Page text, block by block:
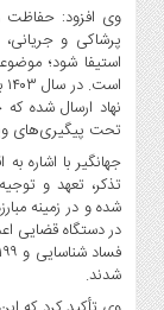
وی افزود: حفاظت
پرشاکی و
استیفا شود؛
تحت پیگیری‌های
تذکر، تعهد و
شده و در زمینه
شدند.